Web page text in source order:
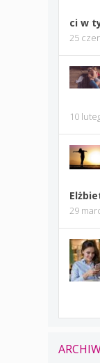
ci w
25
10
29